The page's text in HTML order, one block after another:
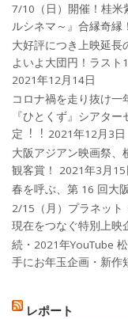
7/10（日）開催！桂米
ルシネマ～』合縁奇縁
大好評につき上映延長
よいよ大団円！ラスト
2021年12月14日
コロナ禍を⾛り抜け
『ひとくず』シアタ
定︕︕ 2021年12月3日
大阪アジアン映画祭、
観客賞！
2021年3月15
春を呼ぶ、第 16 回大
2/15（月）プラネット
現在をつなぐ特別上映
続・2021年YouTube
手にお年玉企画・新作
レポート